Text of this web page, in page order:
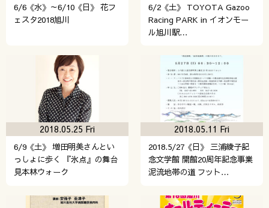
6/6《水》～6/10《日》 花フ
ェスタ2018旭川
6/2《土》 TOYOTA Gazoo
Racing PARK in イオンモー
ル旭川駅…
6/9《土》 増田明美さんとい
っしょに歩く 『氷点』の舞台
見本林ウォーク
2018.05.25 Fri
2018.5/27《日》 三浦綾子記
念文学館 開館20周年記念事業
泥流地帯の道 フット…
2018.05.11 Fri